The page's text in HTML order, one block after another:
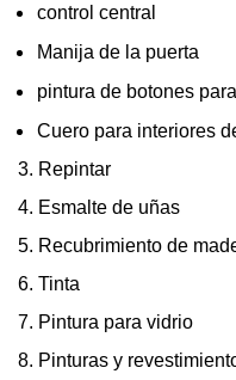
control central
Manija de la puerta
pintura de botones
Cuero para interiores
3. Repintar
4. Esmalte de uñas
5. Recubrimiento de
6. Tinta
7. Pintura para vidrio
8. Pinturas y